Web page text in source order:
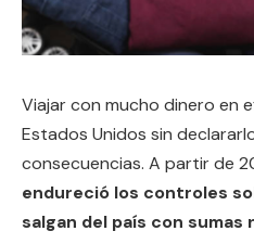
Viajar con mucho dinero en
Estados Unidos sin
consecuencias. A partir de
endureció los controles
salgan del país con sumas